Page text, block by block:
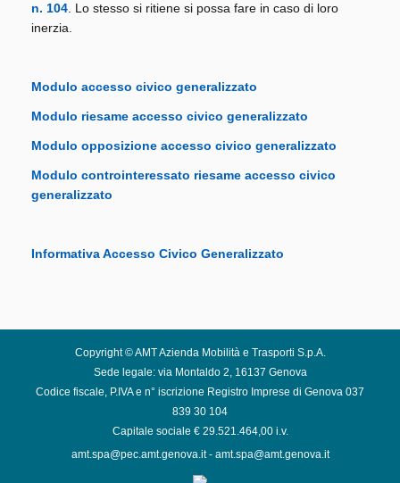
n. 104. Lo stesso si ritiene si possa fare in caso di loro
inerzia.
Modulo accesso civico generalizzato
Modulo riesame accesso civico generalizzato
Modulo opposizione accesso civico generalizzato
Modulo controinteressato riesame accesso civico
generalizzato
Informativa Accesso Civico Generalizzato
Copyright © AMT Azienda Mobilità e Trasporti S.p.A.
Sede legale: via Montaldo 2, 16137 Genova
Codice fiscale, P.IVA e n° iscrizione Registro Imprese di Genova 037
839 30 104
Capitale sociale € 29.521.464,00 i.v.
amt.spa@pec.amt.genova.it- amt.spa@amt.genova.it